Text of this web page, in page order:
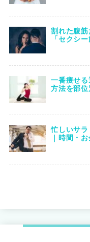
割れた腹
「セクシ
一番痩せ
方法を部位
忙しいサ
｜時間・